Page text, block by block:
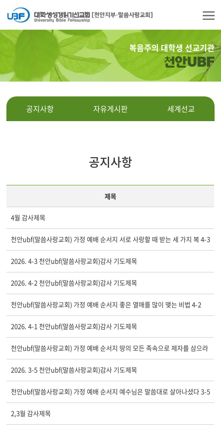
복음주의 대학생 선교기관
천안UBF
공지사항 자유게시판 세계선교
공지사항
제목
4월 감사제목
천안ubf(말씀사랑교회) 가정 예배 순서지 서로 사랑할 때 받는 세 가지 복 4-3
2026. 4-3 천안ubf(말씀사랑교회)감사 기도제목
2026. 4-2 천안ubf(말씀사랑교회)감사 기도제목
천안ubf(말씀사랑교회) 가정 예배 순서지 좋은 열매를 많이 맺는 비법 4-2
2026. 4-1 천안ubf(말씀사랑교회)감사 기도제목
천안ubf(말씀사랑교회) 가정 예배 순서지 땅의 모든 족속으로 제자를 삼으라
2026. 3-5 천안ubf(말씀사랑교회)감사 기도제목
천안ubf(말씀사랑교회) 가정 예배 순서지 예수님은 말씀대로 살아나셨다 3-5
2,3월 감사제목